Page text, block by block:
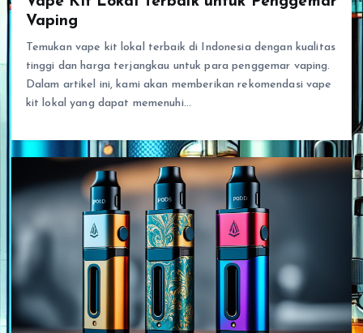
Vaping
Temukan vape kit lokal terbaik di Indonesia dengan kualitas
tinggi dan harga terjangkau untuk para penggemar vaping.
Dalam artikel ini, kami akan memberikan rekomendasi vape
kit lokal yang dapat memenuhi…